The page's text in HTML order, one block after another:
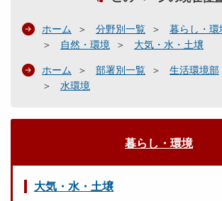
ホーム 分野別一覧
暮らし・環
自然・環境
大気・水・土壌
ホーム 部署別一覧 生活環境部
水環境
暮らし・環境
大気・水・土壌